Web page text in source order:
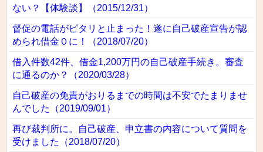
ない？【体験談】（2015/12/31）
督促の電話がピタリと止まった！遂に自己破産宣告が認
められ借金０に！（2018/07/20）
借入件数42件、借金1,200万円の自己破産手続き。審査
に通るのか？（2020/03/28）
自己破産の免責がおりるまでの時間は不安でたまりませ
んでした（2019/09/01）
再び裁判所に。自己破産、申立書の内容について質問を
受けました（2018/07/20）